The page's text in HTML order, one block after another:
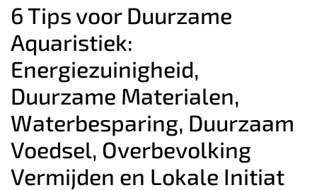
6 Tips voor Duurzame
Aquaristiek:
Energiezuinigheid,
Duurzame Materialen,
Waterbesparing, Duurzaam
Voedsel, Overbevolking
Vermijden en Lokale Initiat